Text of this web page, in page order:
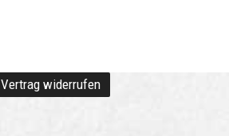
Vertrag widerrufen